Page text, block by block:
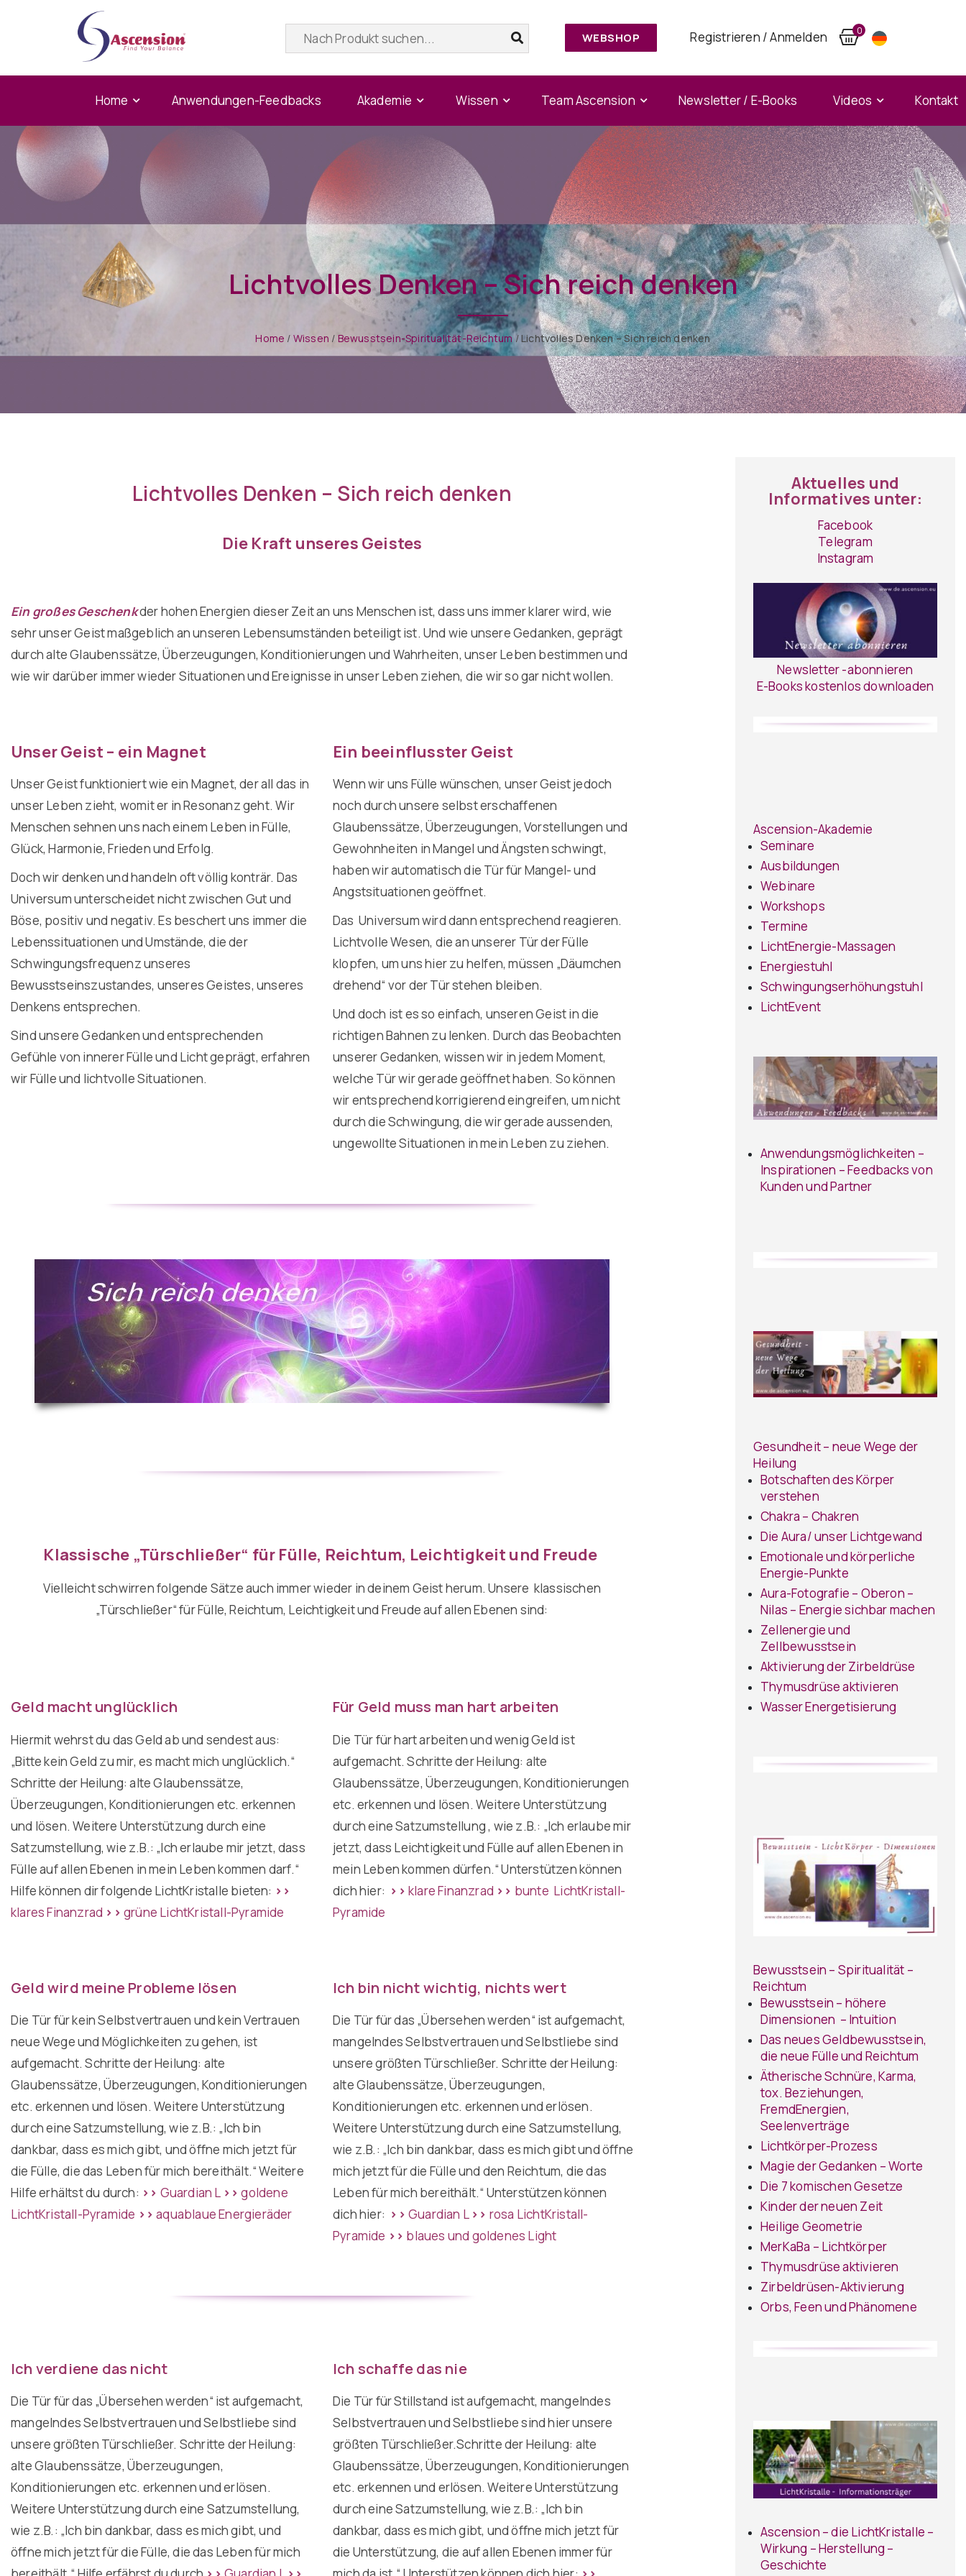
WEBSHOP Registrieren / Anmelden 0
Home Anwendungen-Feedbacks Akademie Wissen Team Ascension Newsletter / E-Books Videos Kontakt
Lichtvolles Denken – Sich reich denken
Home / Wissen / Bewusstsein-Spiritualität-Reichtum/ Lichtvolles Denken – Sich reich denken
Lichtvolles Denken – Sich reich denken
Die Kraft unseres Geistes
Ein großes Geschenkder hohen Energien dieser Zeit an uns Menschen ist, dass uns immer klarer wird, wie
sehr unser Geist maßgeblich an unseren Lebensumständen beteiligt ist. Und wie unsere Gedanken, geprägt
durch alte Glaubenssätze, Überzeugungen, Konditionierungen und Wahrheiten, unser Leben bestimmen und
wie wir darüber immer wieder Situationen und Ereignisse in unser Leben ziehen, die wir so gar nicht wollen.
Unser Geist – ein Magnet
Unser Geist funktioniert wie ein Magnet, der all das in
unser Leben zieht, womit er in Resonanz geht. Wir
Menschen sehnen uns nach einem Leben in Fülle,
Glück, Harmonie, Frieden und Erfolg.
Doch wir denken und handeln oft völlig konträr. Das
Universum unterscheidet nicht zwischen Gut und
Böse, positiv und negativ. Es beschert uns immer die
Lebenssituationen und Umstände, die der
Schwingungsfrequenz unseres
Bewusstseinszustandes, unseres Geistes, unseres
Denkens entsprechen.
Sind unsere Gedanken und entsprechenden
Gefühle von innerer Fülle und Licht geprägt, erfahren
wir Fülle und lichtvolle Situationen.
Ein beeinflusster Geist
Wenn wir uns Fülle wünschen, unser Geist jedoch
noch durch unsere selbst erschaffenen
Glaubenssätze, Überzeugungen, Vorstellungen und
Gewohnheiten in Mangel und Ängsten schwingt,
haben wir automatisch die Tür für Mangel- und
Angstsituationen geöffnet.
Das Universum wird dann entsprechend reagieren.
Lichtvolle Wesen, die an unserer Tür der Fülle
klopfen, um uns hier zu helfen, müssen „Däumchen
drehend“ vor der Tür stehen bleiben.
Und doch ist es so einfach, unseren Geist in die
richtigen Bahnen zu lenken. Durch das Beobachten
unserer Gedanken, wissen wir in jedem Moment,
welche Tür wir gerade geöffnet haben. So können
wir entsprechend korrigierend eingreifen, um nicht
durch die Schwingung, die wir gerade aussenden,
ungewollte Situationen in mein Leben zu ziehen.
Klassische „Türschließer“ für Fülle, Reichtum, Leichtigkeit und Freude
Vielleicht schwirren folgende Sätze auch immer wieder in deinem Geist herum. Unsere klassischen
„Türschließer“ für Fülle, Reichtum, Leichtigkeit und Freude auf allen Ebenen sind:
Geld macht unglücklich
Hiermit wehrst du das Geld ab und sendest aus:
„Bitte kein Geld zu mir, es macht mich unglücklich.“
Schritte der Heilung: alte Glaubenssätze,
Überzeugungen, Konditionierungen etc. erkennen
und lösen. Weitere Unterstützung durch eine
Satzumstellung, wie z.B.: „Ich erlaube mir jetzt, dass
Fülle auf allen Ebenen in mein Leben kommen darf.“
Hilfe können dir folgende LichtKristalle bieten: >>
klares Finanzrad >> grüne LichtKristall-Pyramide
Für Geld muss man hart arbeiten
Die Tür für hart arbeiten und wenig Geld ist
aufgemacht. Schritte der Heilung: alte
Glaubenssätze, Überzeugungen, Konditionierungen
etc. erkennen und lösen. Weitere Unterstützung
durch eine Satzumstellung , wie z.B.: „Ich erlaube mir
jetzt, dass Leichtigkeit und Fülle auf allen Ebenen in
mein Leben kommen dürfen.“ Unterstützen können
dich hier: >> klare Finanzrad >> bunte LichtKristall-
Pyramide
Geld wird meine Probleme lösen
Die Tür für kein Selbstvertrauen und kein Vertrauen
neue Wege und Möglichkeiten zu gehen, ist
aufgemacht. Schritte der Heilung: alte
Glaubenssätze, Überzeugungen, Konditionierungen
etc. erkennen und lösen. Weitere Unterstützung
durch eine Satzumstellung, wie z.B.: „Ich bin
dankbar, dass es mich gibt, und öffne mich jetzt für
die Fülle, die das Leben für mich bereithält.“ Weitere
Hilfe erhältst du durch: >> Guardian L >> goldene
LichtKristall-Pyramide >> aquablaue Energieräder
Ich bin nicht wichtig, nichts wert
Die Tür für das „Übersehen werden“ ist aufgemacht,
mangelndes Selbstvertrauen und Selbstliebe sind
unsere größten Türschließer. Schritte der Heilung:
alte Glaubenssätze, Überzeugungen,
Konditionierungen etc. erkennen und erlösen.
Weitere Unterstützung durch eine Satzumstellung,
wie z.B.: „Ich bin dankbar, dass es mich gibt und öffne
mich jetzt für die Fülle und den Reichtum, die das
Leben für mich bereithält.“ Unterstützen können
dich hier: >> Guardian L >> rosa LichtKristall-
Pyramide >> blaues und goldenes Light
Ich verdiene das nicht
Die Tür für das „Übersehen werden“ ist aufgemacht,
mangelndes Selbstvertrauen und Selbstliebe sind
unsere größten Türschließer. Schritte der Heilung:
alte Glaubenssätze, Überzeugungen,
Konditionierungen etc. erkennen und erlösen.
Weitere Unterstützung durch eine Satzumstellung,
wie z.B.: „Ich bin dankbar, dass es mich gibt, und
öffne mich jetzt für die Fülle, die das Leben für mich
Ich schaffe das nie
Die Tür für Stillstand ist aufgemacht, mangelndes
Selbstvertrauen und Selbstliebe sind hier unsere
größten Türschließer.Schritte der Heilung: alte
Glaubenssätze, Überzeugungen, Konditionierungen
etc. erkennen und erlösen. Weitere Unterstützung
durch eine Satzumstellung, wie z.B.: „Ich bin
dankbar, dass es mich gibt, und öffne mich jetzt für
die Unterstützung, die auf allen Ebenen immer für
Aktuelles und
Informatives unter:
Facebook
Telegram
Instagram
Newsletter -abonnieren
E-Books kostenlos downloaden
Ascension-Akademie
Seminare
Ausbildungen
Webinare
Workshops
Termine
LichtEnergie-Massagen
Energiestuhl
Schwingungserhöhungstuhl
LichtEvent
Anwendungsmöglichkeiten –
Inspirationen – Feedbacks von
Kunden und Partner
Gesundheit – neue Wege der
Heilung
Botschaften des Körper
verstehen
Chakra – Chakren
Die Aura/ unser Lichtgewand
Emotionale und körperliche
Energie-Punkte
Aura-Fotografie – Oberon –
Nilas – Energie sichbar machen
Zellenergie und
Zellbewusstsein
Aktivierung der Zirbeldrüse
Thymusdrüse aktivieren
Wasser Energetisierung
Bewusstsein – Spiritualität –
Reichtum
Bewusstsein – höhere
Dimensionen – Intuition
Das neues Geldbewusstsein,
die neue Fülle und Reichtum
Ätherische Schnüre, Karma,
tox. Beziehungen,
FremdEnergien,
Seelenverträge
Lichtkörper-Prozess
Magie der Gedanken – Worte
Die 7 komischen Gesetze
Kinder der neuen Zeit
Heilige Geometrie
MerKaBa – Lichtkörper
Thymusdrüse aktivieren
Zirbeldrüsen-Aktivierung
Orbs, Feen und Phänomene
Ascension – die LichtKristalle –
Wirkung – Herstellung –
Geschichte